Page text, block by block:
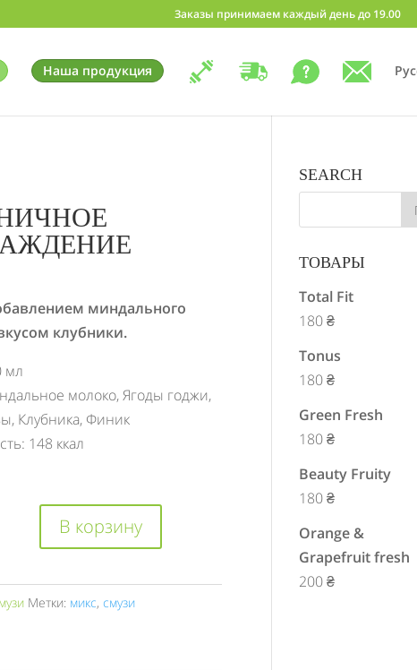
Заказы принимаем каждый день до 19.00
Наша продукция
миндального
клубники.
мл
молоко, Ягоды годжи,
Клубника, Финик
148 ккал
В корзину
Метки: микс,смузи
SEARCH
ТОВАРЫ
Total Fit
180₴
Tonus
180₴
Green Fresh
180₴
Beauty Fruity
180₴
Orange &
Grapefruit fresh
200₴